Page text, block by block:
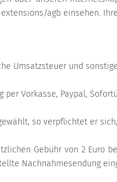
agb einsehen.
Umsatzsteuer und
Vorkasse, Paypal,
so verpflichtet er
Gebühr von 2 Euro
Nachnahmesendung